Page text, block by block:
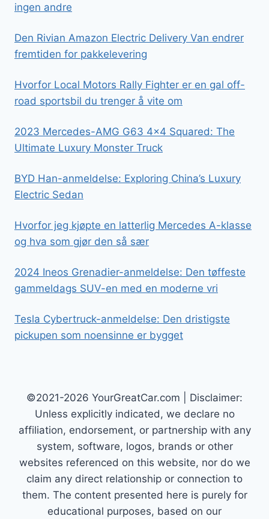
ingen andre
Den Rivian Amazon Electric Delivery Van endrer
fremtiden for pakkelevering
Hvorfor Local Motors Rally Fighter er en gal off-
road sportsbil du trenger å vite om
2023 Mercedes-AMG G63 4×4 Squared: The
Ultimate Luxury Monster Truck
BYD Han-anmeldelse: Exploring China’s Luxury
Electric Sedan
Hvorfor jeg kjøpte en latterlig Mercedes A-klasse
og hva som gjør den så sær
2024 Ineos Grenadier-anmeldelse: Den tøffeste
gammeldags SUV-en med en moderne vri
Tesla Cybertruck-anmeldelse: Den dristigste
pickupen som noensinne er bygget
©2021-2026 YourGreatCar.com | Disclaimer:
Unless explicitly indicated, we declare no
affiliation, endorsement, or partnership with any
system, software, logos, brands or other
websites referenced on this website, nor do we
claim any direct relationship or connection to
them. The content presented here is purely for
educational purposes, based on our